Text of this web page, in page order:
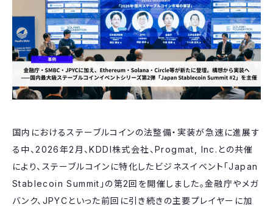
国内におけるステーブルコインの法整備・実装が急速に進展す
る中、2026年2月、KDDI株式会社、Progmat, Inc.との共催
により、ステーブルコインに特化したビジネスイベント「Japan
Stablecoin Summit」の第2回を開催しました。金融庁やメガ
バンク、JPYCといった前回に引き続きの主要プレイヤーに加